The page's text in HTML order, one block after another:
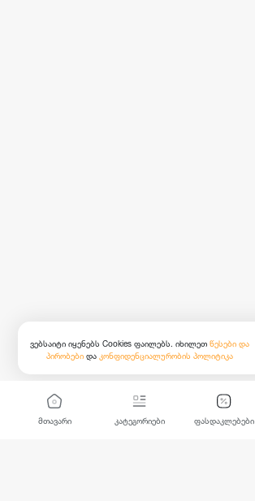
მთავარი კატეგორიები ფასდაკლებები
ვებსაიტი იყენებს Cookies ფაილებს. იხილეთ წესები და
პირობები და კონფიდენციალურობის პოლიტიკა